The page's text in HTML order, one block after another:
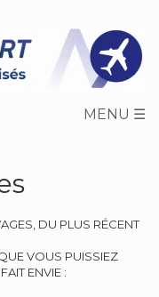
DU PLUS RÉCENT
VOUS PUISSIEZ
ENVIE :